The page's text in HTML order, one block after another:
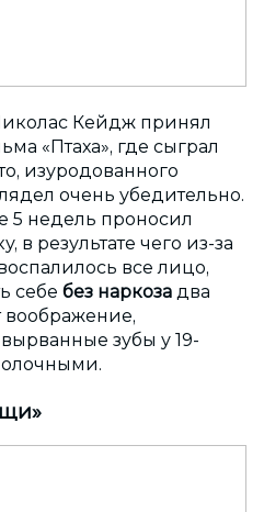
Кейдж принял
«Птаха», где сыграл
изуродованного
очень убедительно.
5 недель проносил
в результате чего из-за
все лицо,
себе без наркоза два
воображение,
зубы у 19-